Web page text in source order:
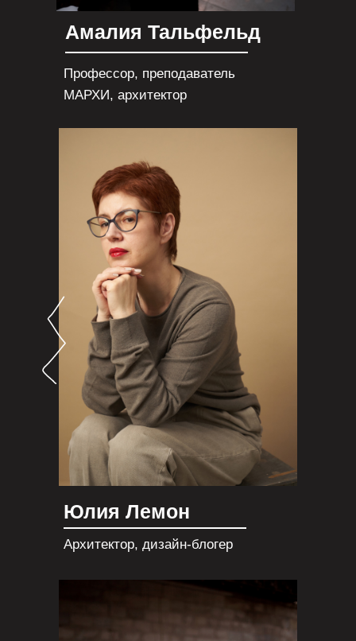
Профессор, преподаватель
МАРХИ, архитектор
Амалия Тальфельд
Архитектор, дизайн-блогер
Юлия Лемон